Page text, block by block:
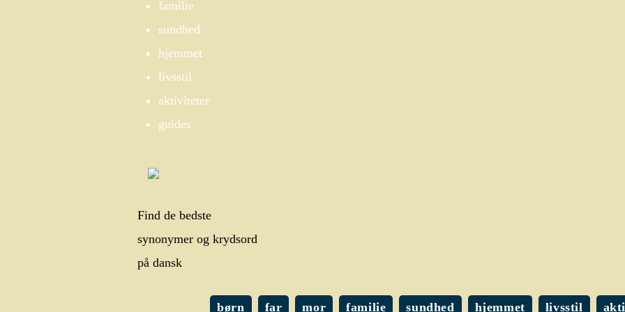
familie
sundhed
hjemmet
livsstil
aktiviteter
guides
Find de bedste
synonymer og krydsord
på dansk
børn far mor familie sundhed hjemmet livsstil